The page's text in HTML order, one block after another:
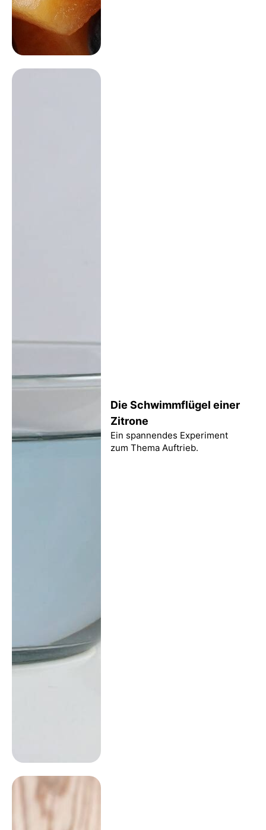
Die Schwimmflügel einer
Zitrone
Ein spannendes Experiment
zum Thema Auftrieb.